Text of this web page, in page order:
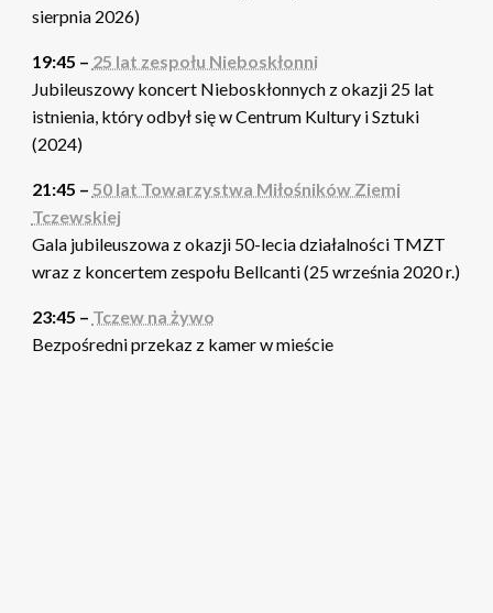
sierpnia 2026)
19:45 – 25 lat zespołu Nieboskłonni
Jubileuszowy koncert Nieboskłonnych z okazji 25 lat
istnienia, który odbył się w Centrum Kultury i Sztuki
(2024)
21:45 – 50 lat Towarzystwa Miłośników Ziemi
Tczewskiej
Gala jubileuszowa z okazji 50-lecia działalności TMZT
wraz z koncertem zespołu Bellcanti (25 września 2020 r.)
23:45 – Tczew na żywo
Bezpośredni przekaz z kamer w mieście